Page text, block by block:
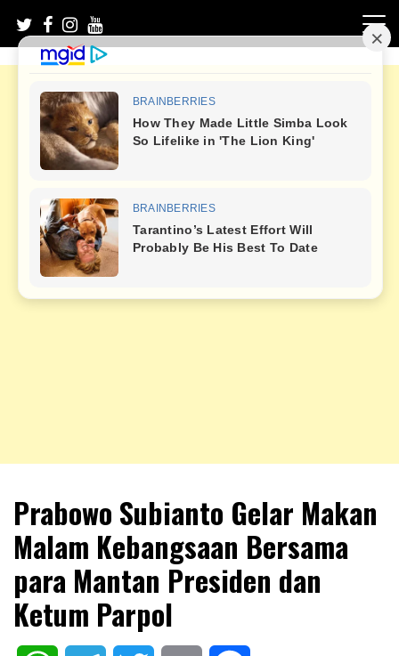
content
NKRIPOST
Prabowo Subianto Gelar Makan
Malam Kebangsaan Bersama
para Mantan Presiden dan
Ketum Parpol